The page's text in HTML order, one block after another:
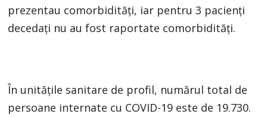
prezentau comorbidități, iar pentru 3 pacienți
decedați nu au fost raportate comorbidități.
În unitățile sanitare de profil, numărul total de
persoane internate cu COVID-19 este de 19.730.